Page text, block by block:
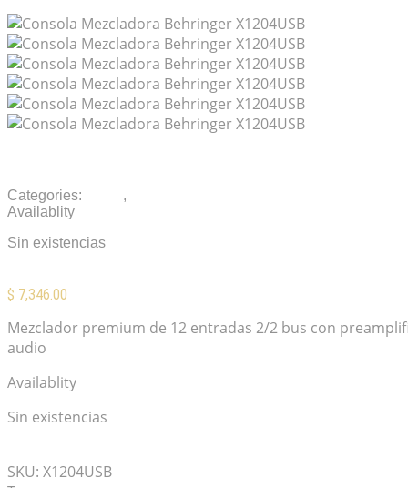
Categories: ,
Availablity
Sin existencias
$ 7,346.00
Mezclador premium de 12 entradas 2/2 bus con
audio
Availablity
Sin existencias
SKU: X1204USB